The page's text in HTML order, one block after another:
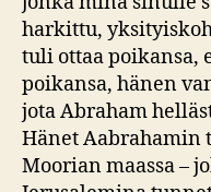
harkittu,
tuli ottaa poikansa,
poikansa, hänen
jota Abraham
Hänet
Moorian maassa –